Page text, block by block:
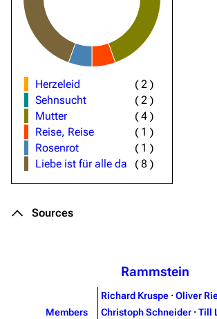
Herzeleid (2 )
Sehnsucht
(2 )
Mutter
(4 )
Reise, Reise
( 1 )
Rosenrot
( 1 )
Liebe ist für alle da
(8 )
Sources
Rammstein
Members
Richard Kruspe · Oliver
Christoph Schneider · Till